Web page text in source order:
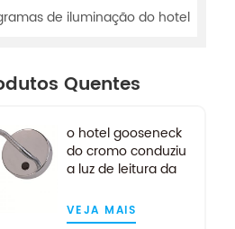
de iluminação do hotel
Quentes
o hotel gooseneck
do cromo conduziu
a luz de leitura da
VEJA MAIS